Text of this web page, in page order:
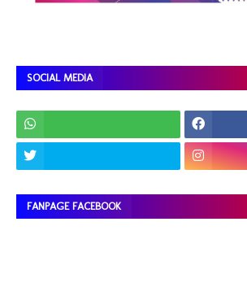
SOCIAL MEDIA
FANPAGE FACEBOOK